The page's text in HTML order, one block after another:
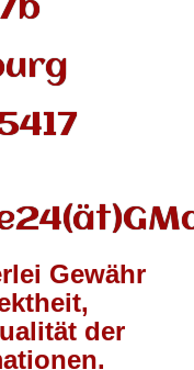
Gewähr
der